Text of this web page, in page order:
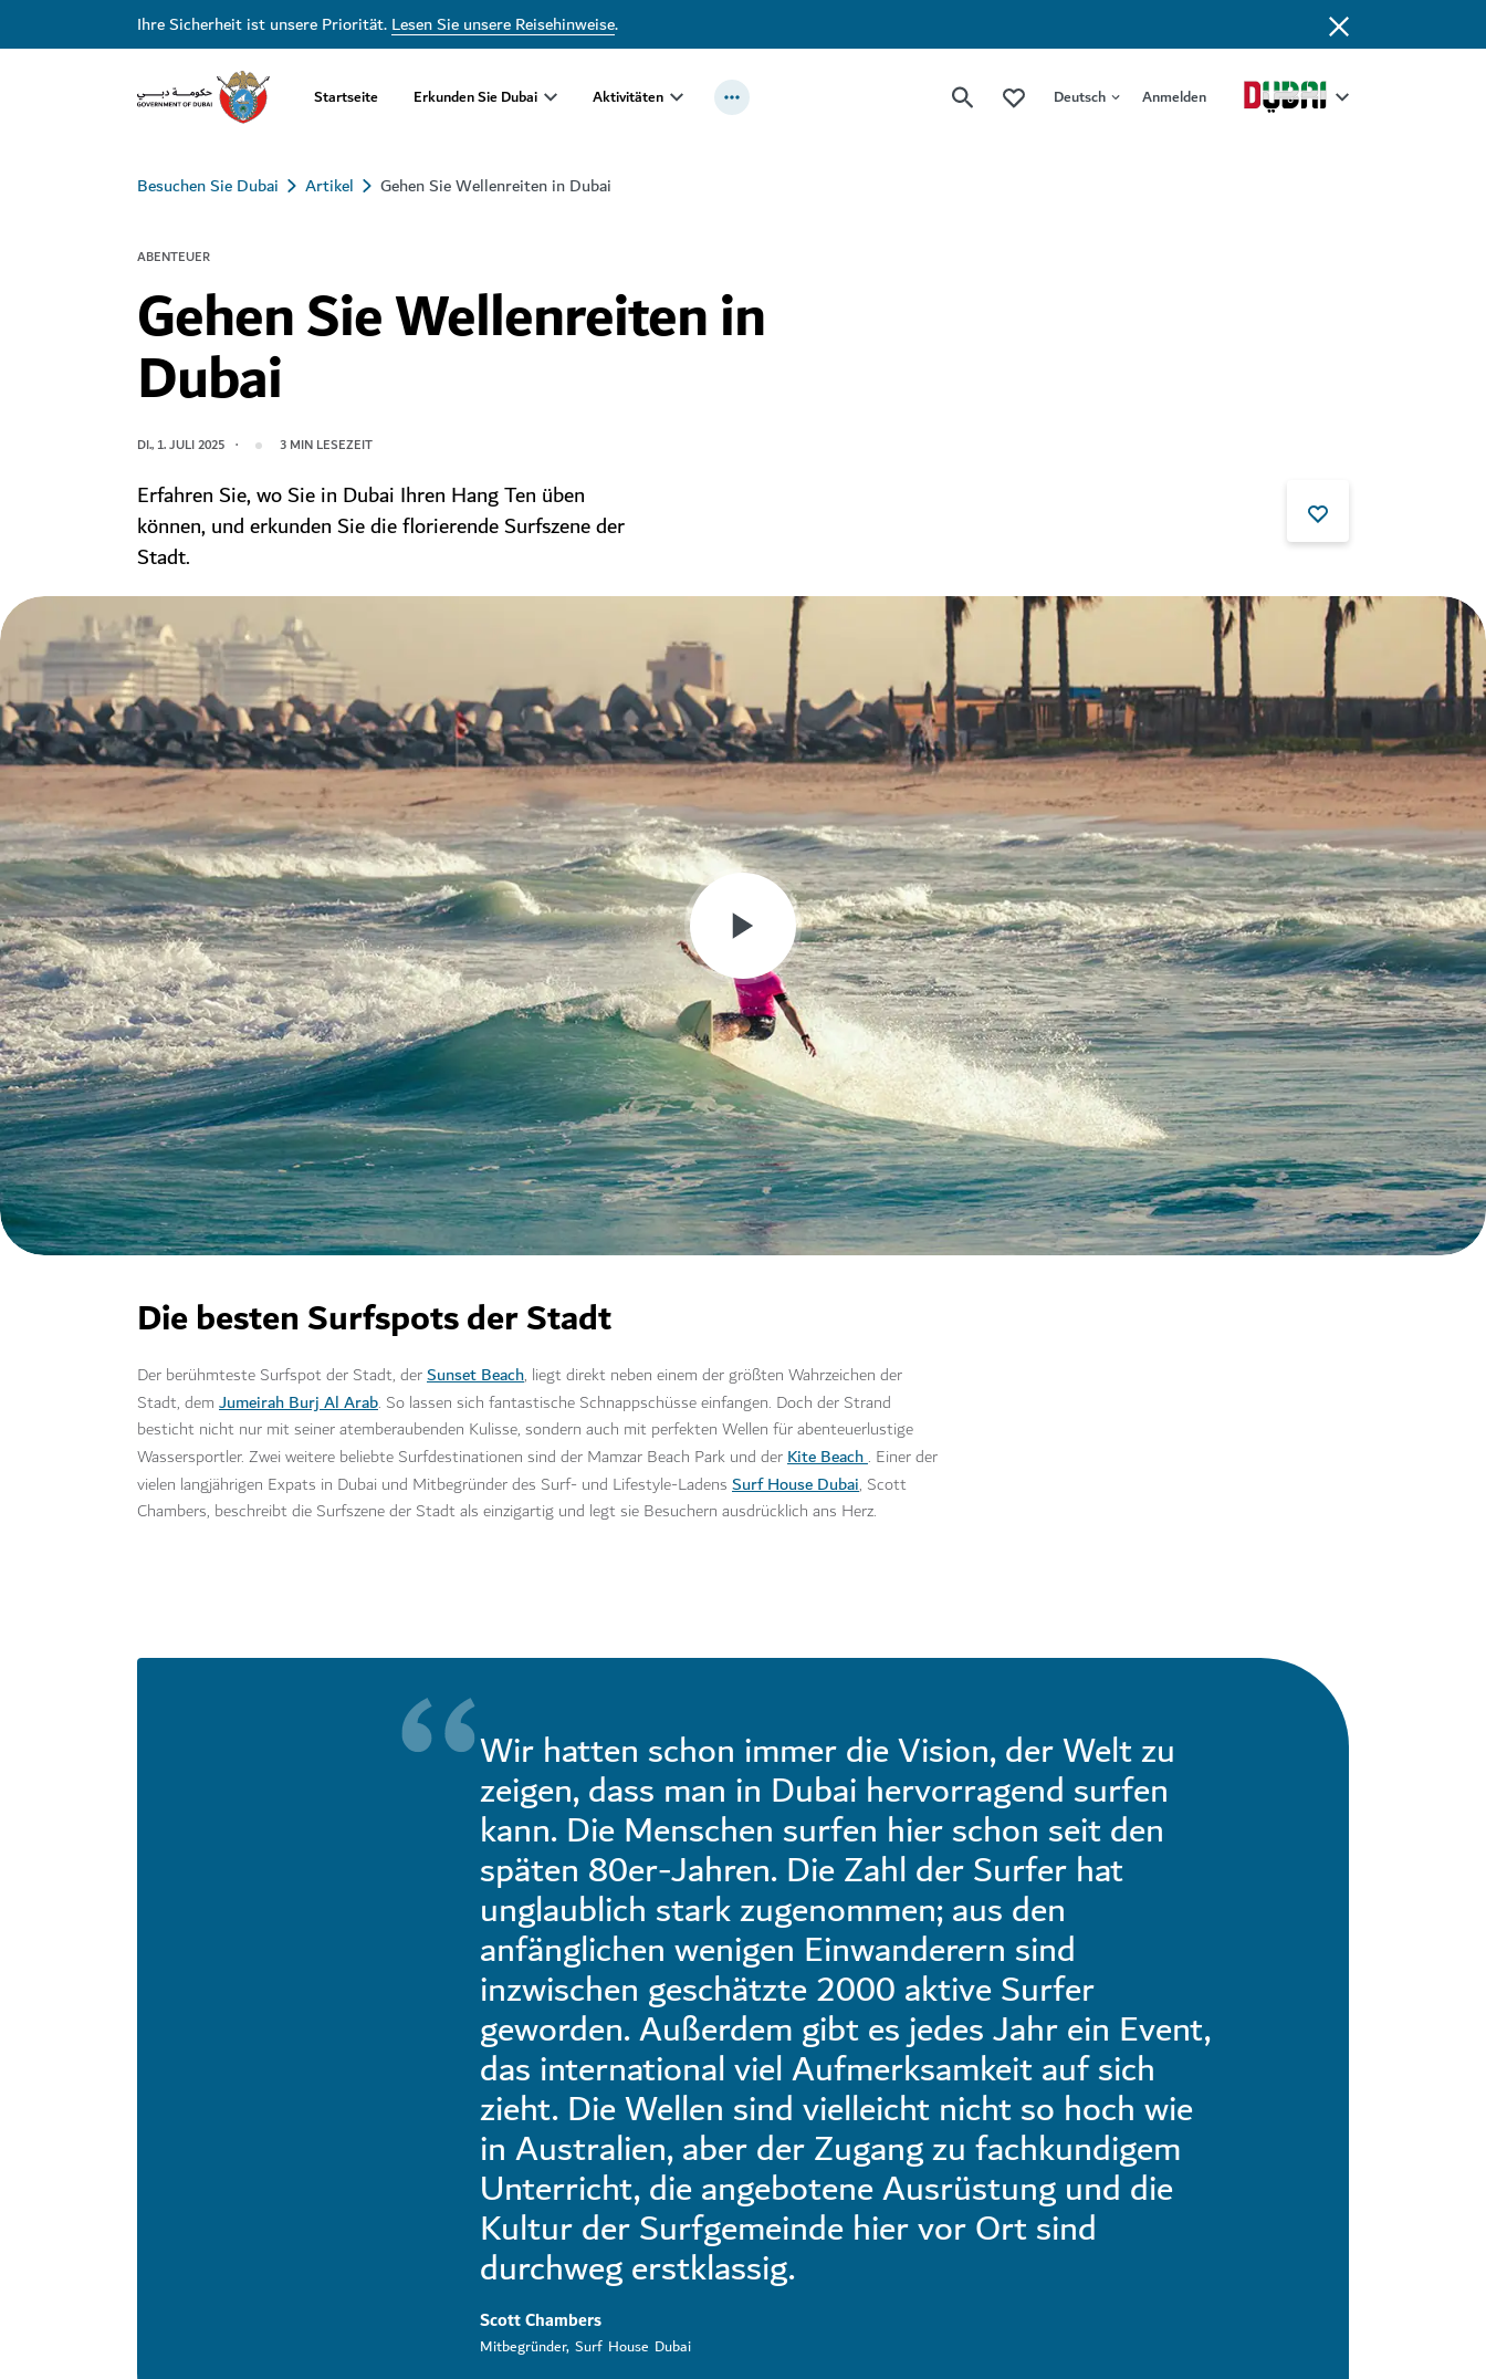
Ihre Sicherheit ist unsere Priorität.Lesen Sie unsere Reisehinweise.
Startseite Erkunden Sie Dubai Aktivitäten Deutsch Anmelden
Besuchen Sie Dubai Artikel Gehen Sie Wellenreiten in Dubai
ABENTEUER
Gehen Sie Wellenreiten in
Dubai
DI., 1. JULI 2025 3 MIN LESEZEIT
Erfahren Sie, wo Sie in Dubai Ihren Hang Ten üben
können, und erkunden Sie die florierende Surfszene der
Stadt.
Die besten Surfspots der Stadt
Der berühmteste Surfspot der Stadt, derSunset Beach, liegt direkt neben einem der größten Wahrzeichen der
Stadt, dem Jumeirah Burj Al Arab. So lassen sich fantastische Schnappschüsse einfangen. Doch der Strand
besticht nicht nur mit seiner atemberaubenden Kulisse, sondern auch mit perfekten Wellen für abenteuerlustige
Wassersportler. Zwei weitere beliebte Surfdestinationen sind der Mamzar Beach Park und derKite Beach. Einer der
vielen langjährigen Expats in Dubai und Mitbegründer des Surf- und Lifestyle-Ladens Surf House Dubai, Scott
Chambers, beschreibt die Surfszene der Stadt als einzigartig und legt sie Besuchern ausdrücklich ans Herz.
Wir hatten schon immer die Vision, der Welt zu
zeigen, dass man in Dubai hervorragend surfen
kann. Die Menschen surfen hier schon seit den
späten 80er-Jahren. Die Zahl der Surfer hat
unglaublich stark zugenommen; aus den
anfänglichen wenigen Einwanderern sind
inzwischen geschätzte 2000 aktive Surfer
geworden. Außerdem gibt es jedes Jahr ein Event,
das international viel Aufmerksamkeit auf sich
zieht. Die Wellen sind vielleicht nicht so hoch wie
in Australien, aber der Zugang zu fachkundigem
Unterricht, die angebotene Ausrüstung und die
Kultur der Surfgemeinde hier vor Ort sind
durchweg erstklassig.
Scott Chambers
Mitbegründer, Surf House Dubai